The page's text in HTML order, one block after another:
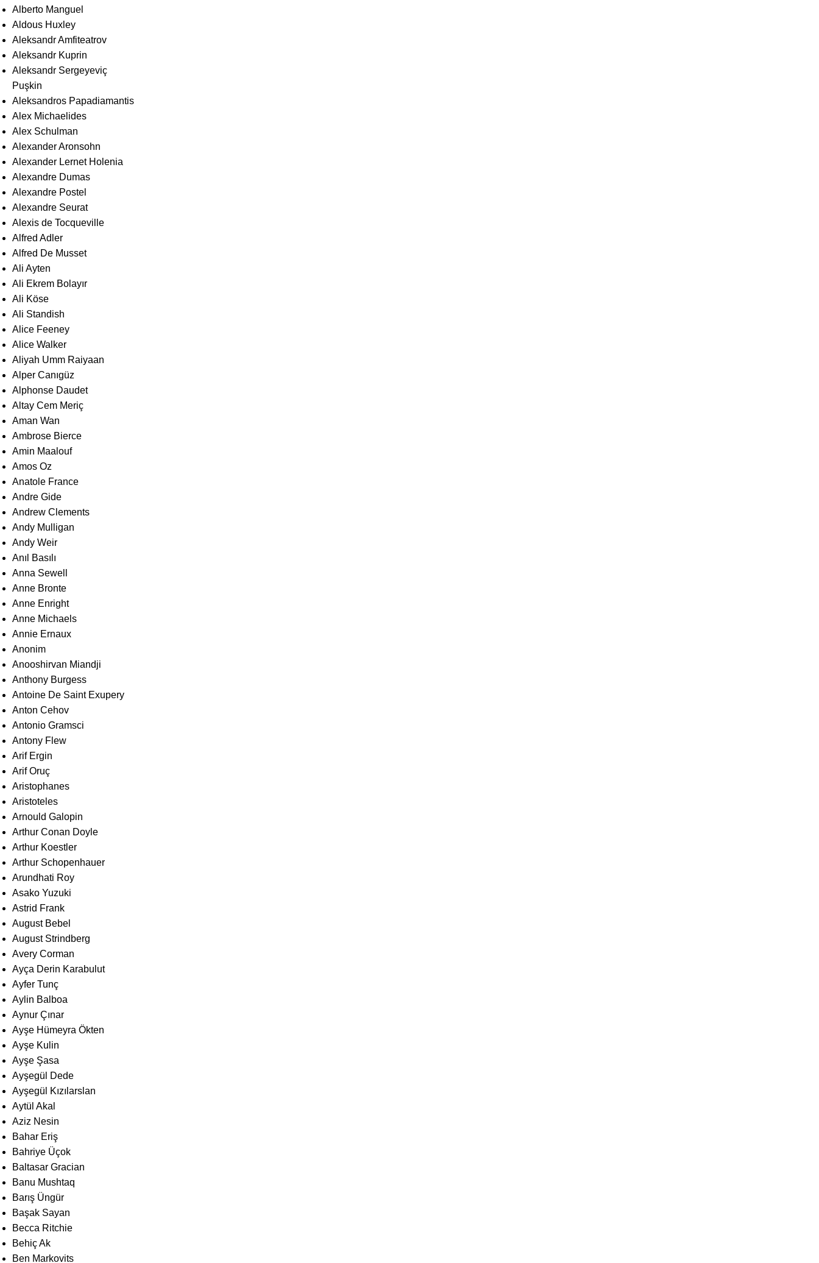
Alberto Manguel
Aldous Huxley
Aleksandr Amfiteatrov
Aleksandr Kuprin
Aleksandr Sergeyeviç
Puşkin
Aleksandros Papadiamantis
Alex Michaelides
Alex Schulman
Alexander Aronsohn
Alexander Lernet Holenia
Alexandre Dumas
Alexandre Postel
Alexandre Seurat
Alexis de Tocqueville
Alfred Adler
Alfred De Musset
Ali Ayten
Ali Ekrem Bolayır
Ali Köse
Ali Standish
Alice Feeney
Alice Walker
Aliyah Umm Raiyaan
Alper Canıgüz
Alphonse Daudet
Altay Cem Meriç
Aman Wan
Ambrose Bierce
Amin Maalouf
Amos Oz
Anatole France
Andre Gide
Andrew Clements
Andy Mulligan
Andy Weir
Anıl Basılı
Anna Sewell
Anne Bronte
Anne Enright
Anne Michaels
Annie Ernaux
Anonim
Anooshirvan Miandji
Anthony Burgess
Antoine De Saint Exupery
Anton Cehov
Antonio Gramsci
Antony Flew
Arif Ergin
Arif Oruç
Aristophanes
Aristoteles
Arnould Galopin
Arthur Conan Doyle
Arthur Koestler
Arthur Schopenhauer
Arundhati Roy
Asako Yuzuki
Astrid Frank
August Bebel
August Strindberg
Avery Corman
Ayça Derin Karabulut
Ayfer Tunç
Aylin Balboa
Aynur Çınar
Ayşe Hümeyra Ökten
Ayşe Kulin
Ayşe Şasa
Ayşegül Dede
Ayşegül Kızılarslan
Aytül Akal
Aziz Nesin
Bahar Eriş
Bahriye Üçok
Baltasar Gracian
Banu Mushtaq
Barış Üngür
Başak Sayan
Becca Ritchie
Behiç Ak
Ben Markovits